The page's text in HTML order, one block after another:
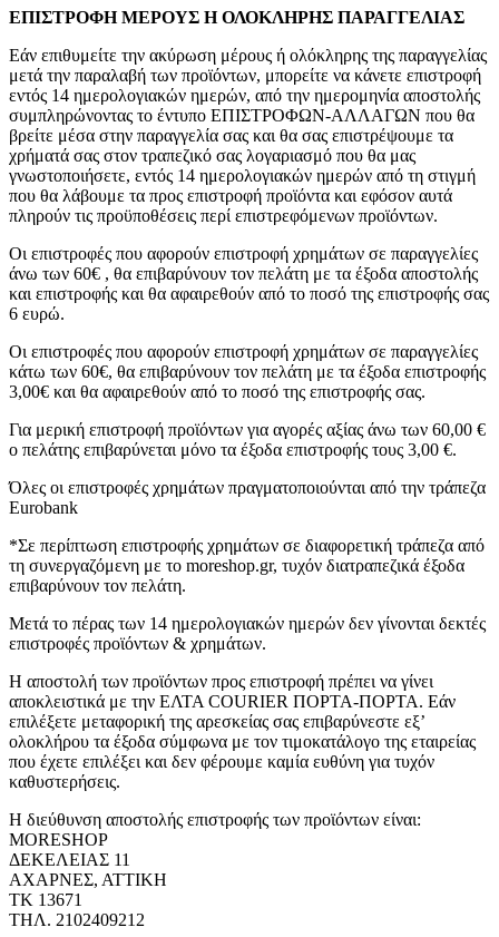
ΕΠΙΣΤΡΟΦΗ ΜΕΡΟΥΣ Η ΟΛΟΚΛΗΡΗΣ ΠΑΡΑΓΓΕΛΙΑΣ
Εάν επιθυμείτε την ακύρωση μέρους ή ολόκληρης της παραγγελίας
μετά την παραλαβή των προϊόντων, μπορείτε να κάνετε επιστροφή
εντός 14 ημερολογιακών ημερών, από την ημερομηνία αποστολής
συμπληρώνοντας το έντυπο ΕΠΙΣΤΡΟΦΩΝ-ΑΛΛΑΓΩΝ που θα
βρείτε μέσα στην παραγγελία σας και θα σας επιστρέψουμε τα
χρήματά σας στον τραπεζικό σας λογαριασμό που θα μας
γνωστοποιήσετε, εντός 14 ημερολογιακών ημερών από τη στιγμή
που θα λάβουμε τα προς επιστροφή προϊόντα και εφόσον αυτά
πληρούν τις προϋποθέσεις περί επιστρεφόμενων προϊόντων.
Οι επιστροφές που αφορούν επιστροφή χρημάτων σε παραγγελίες
άνω των 60€ , θα επιβαρύνουν τον πελάτη με τα έξοδα αποστολής
και επιστροφής και θα αφαιρεθούν από το ποσό της επιστροφής σας
6 ευρώ.
Οι επιστροφές που αφορούν επιστροφή χρημάτων σε παραγγελίες
κάτω των 60€, θα επιβαρύνουν τον πελάτη με τα έξοδα επιστροφής
3,00€ και θα αφαιρεθούν από το ποσό της επιστροφής σας.
Για μερική επιστροφή προϊόντων για αγορές αξίας άνω των 60,00 €
ο πελάτης επιβαρύνεται μόνο τα έξοδα επιστροφής τους 3,00 €.
Όλες οι επιστροφές χρημάτων πραγματοποιούνται από την τράπεζα
Eurobank
*Σε περίπτωση επιστροφής χρημάτων σε διαφορετική τράπεζα από
τη συνεργαζόμενη με το moreshop.gr, τυχόν διατραπεζικά έξοδα
επιβαρύνουν τον πελάτη.
Μετά το πέρας των 14 ημερολογιακών ημερών δεν γίνονται δεκτές
επιστροφές προϊόντων & χρημάτων.
Η αποστολή των προϊόντων προς επιστροφή πρέπει να γίνει
αποκλειστικά με την ΕΛΤΑ COURIER ΠΟΡΤΑ-ΠΟΡΤΑ. Εάν
επιλέξετε μεταφορική της αρεσκείας σας επιβαρύνεστε εξ’
ολοκλήρου τα έξοδα σύμφωνα με τον τιμοκατάλογο της εταιρείας
που έχετε επιλέξει και δεν φέρουμε καμία ευθύνη για τυχόν
καθυστερήσεις.
Η διεύθυνση αποστολής επιστροφής των προϊόντων είναι:
MORESHOP
ΔΕΚΕΛΕΙΑΣ 11
ΑΧΑΡΝΕΣ, ΑΤΤΙΚΗ
ΤΚ 13671
ΤΗΛ. 2102409212